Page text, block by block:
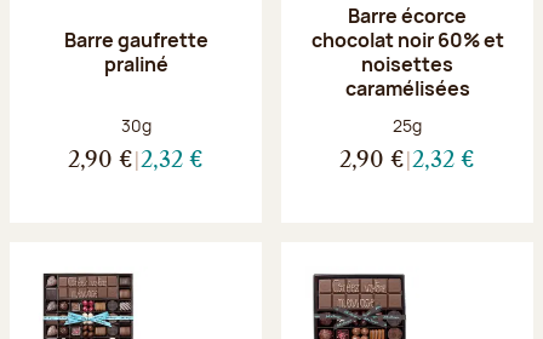
Barre gaufrette
praliné
Poids net :
30g
2,90 € 2,32 €
Barre écorce
chocolat noir 60% et
noisettes
caramélisées
Poids net :
25g
2,90 € 2,32 €